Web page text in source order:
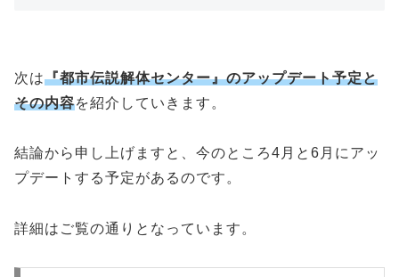
次は『都市伝説解体センター』のアップデート予定と
その内容を紹介していきます。
結論から申し上げますと、今のところ4月と6月にアッ
プデートする予定があるのです。
詳細はご覧の通りとなっています。